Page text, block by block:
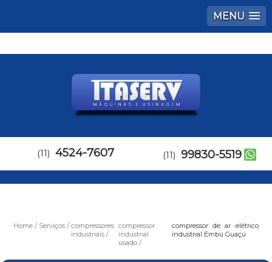
MENU
(11) 4524-7607 (11) 99830-5519
Home Serviços
compressores
industriais
compressor
industrial
usado
compressor de ar elétrico
industrial Embu Guaçú